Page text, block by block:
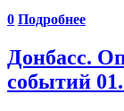
0 Подробнее
Донбасс.
событий